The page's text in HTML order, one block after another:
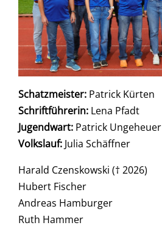
Schatzmeister: Patrick Kürten
Schriftführerin: Lena Pfadt
Jugendwart: Patrick Ungeheuer
Volkslauf: Julia Schäffner
Harald Czenskowski († 2026)
Hubert Fischer
Andreas Hamburger
Ruth Hammer